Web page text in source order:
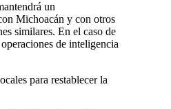
un
Michoacán y con otros
similares. En el caso de
de inteligencia
para restablecer la